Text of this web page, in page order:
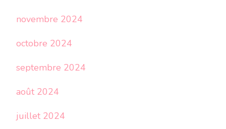
novembre 2024
octobre 2024
septembre 2024
août 2024
juillet 2024